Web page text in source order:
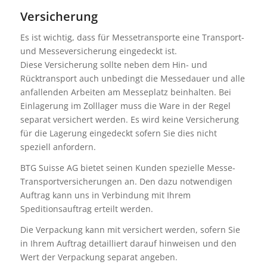
Versicherung
Es ist wichtig, dass für Messetransporte eine Transport-
und Messeversicherung eingedeckt ist.
Diese Versicherung sollte neben dem Hin- und
Rücktransport auch unbedingt die Messedauer und alle
anfallenden Arbeiten am Messeplatz beinhalten. Bei
Einlagerung im Zolllager muss die Ware in der Regel
separat versichert werden. Es wird keine Versicherung
für die Lagerung eingedeckt sofern Sie dies nicht
speziell anfordern.
BTG Suisse AG bietet seinen Kunden spezielle Messe-
Transportversicherungen an. Den dazu notwendigen
Auftrag kann uns in Verbindung mit Ihrem
Speditionsauftrag erteilt werden.
Die Verpackung kann mit versichert werden, sofern Sie
in Ihrem Auftrag detailliert darauf hinweisen und den
Wert der Verpackung separat angeben.